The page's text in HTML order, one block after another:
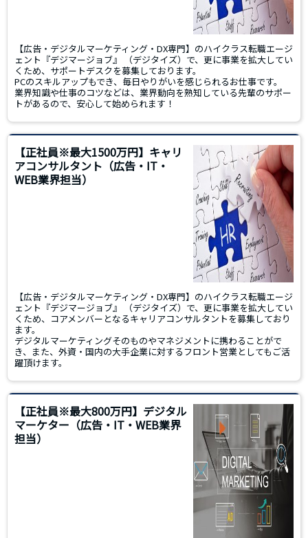
【広告・デジタルマーケティング・DX専門】のハイクラス転職エージ
ェント『デジマージョブ』 （デジタイズ）で、更に事業を拡大してい
くため、サポートデスクを募集しております。
PCのスキルアップもでき、毎日やりがいを感じられるお仕事です。
業界知識や仕事のコツなどは、業界動向を熟知している先輩のサポー
トがあるので、安心して始められます！
【正社員※最大1500万円】キャリ
アコンサルタント（広告・IT・
WEB業界担当）
【広告・デジタルマーケティング・DX専門】のハイクラス転職エージ
ェント『デジマージョブ』 （デジタイズ）で、更に事業を拡大してい
くため、コアメンバーとなるキャリアコンサルタントを募集しており
ます。
デジタルマーケティングそのものやマネジメントに携わることがで
き、また、外資・国内の大手企業に対するフロント営業としてもご活
躍頂けます。
【正社員※最大800万円】デジタル
マーケター（広告・IT・WEB業界
担当）